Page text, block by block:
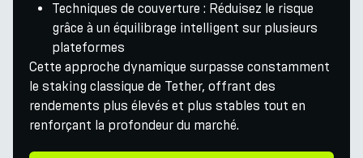
Techniques de couverture : Réduisez le risque
grâce à un équilibrage intelligent sur plusieurs
plateformes
Cette approche dynamique surpasse constamment
le staking classique de Tether, offrant des
rendements plus élevés et plus stables tout en
renforçant la profondeur du marché.